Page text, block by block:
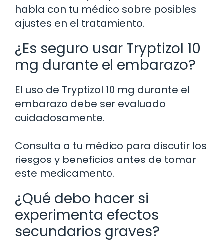
habla con tu médico sobre posibles
ajustes en el tratamiento.
¿Es seguro usar Tryptizol 10
mg durante el embarazo?
El uso de Tryptizol 10 mg durante el
embarazo debe ser evaluado
cuidadosamente.
Consulta a tu médico para discutir los
riesgos y beneficios antes de tomar
este medicamento.
¿Qué debo hacer si
experimenta efectos
secundarios graves?